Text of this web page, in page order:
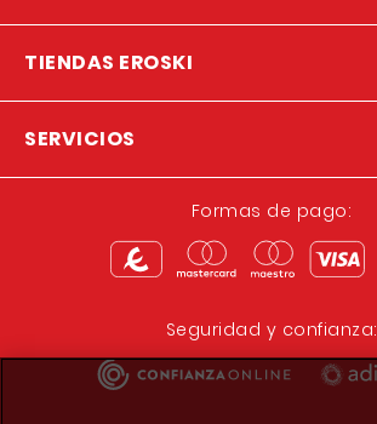
TIENDAS EROSKI
SERVICIOS
Formas de pago:
Seguridad y confianza: